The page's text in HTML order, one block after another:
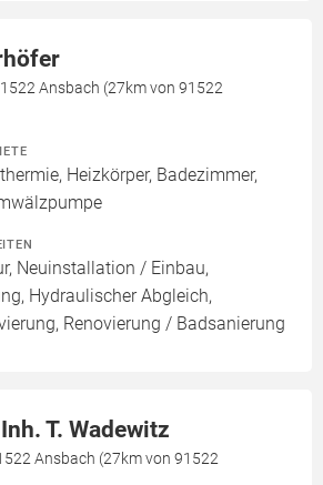
Ansbach (27km von 91522
Heizkörper, Badezimmer,
Neuinstallation / Einbau,
Hydraulischer Abgleich,
Renovierung / Badsanierung
T. Wadewitz
Ansbach (27km von 91522